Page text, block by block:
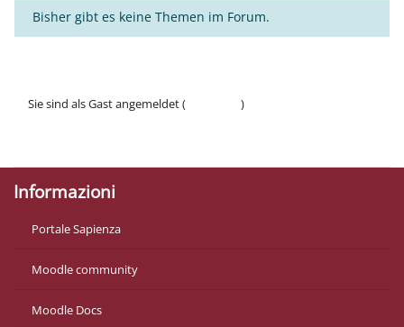
Bisher gibt es keine Themen im Forum.
Sie sind als Gast angemeldet (
)
Informazioni
Portale Sapienza
Moodle community
Moodle Docs